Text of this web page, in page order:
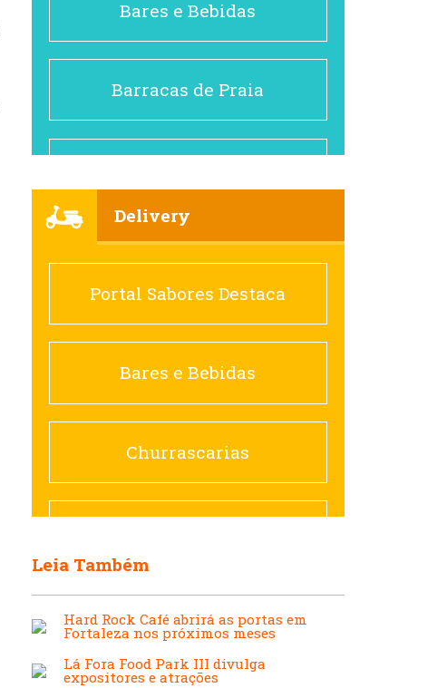
Bares e Bebidas
Barracas de Praia
Cafés
Churrascarias
Comida saudável
Contemporânea
Espanhola
Delivery
Portal Sabores Destaca
Bares e Bebidas
Churrascarias
Hamburguerias e
Sanduicherias
Leia Também
Hard Rock Café abrirá as portas em
Fortaleza nos próximos meses
Lá Fora Food Park III divulga
expositores e atrações